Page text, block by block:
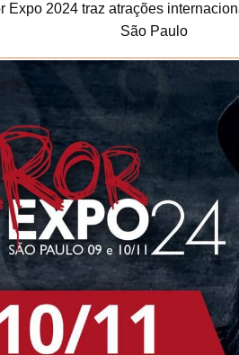
Expo 2024 traz atrações
São Paulo